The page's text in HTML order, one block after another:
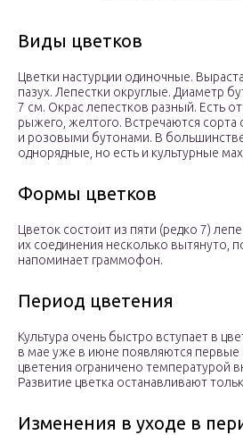
Виды цветков
Цветки настурции одиночные.
пазух. Лепестки округлые. Диаметр
7 см. Окрас лепестков разный. Есть
рыжего, желтого. Встречаются
и розовыми бутонами. В
однорядные, но есть и культурные
Формы цветков
Цветок состоит из пяти (редко 7)
их соединения несколько вытянуто,
напоминает граммофон.
Период цветения
Культура очень быстро вступает в
в мае уже в июне появляются
цветения ограничено температурой
Развитие цветка останавливают
Изменения в уходе в